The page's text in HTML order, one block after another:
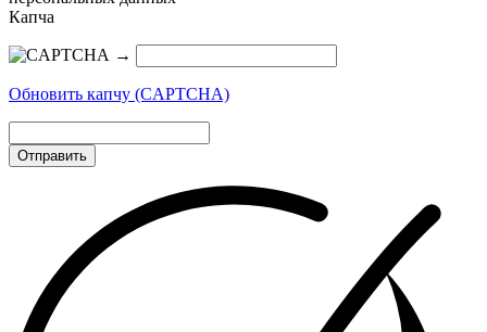
Капча
→
Обновить капчу (CAPTCHA)
Отправить